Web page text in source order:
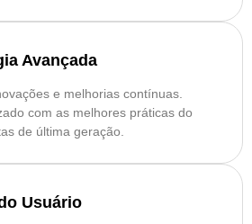
Avançada
e melhorias contínuas.
com as melhores práticas do
de última geração.
Usuário